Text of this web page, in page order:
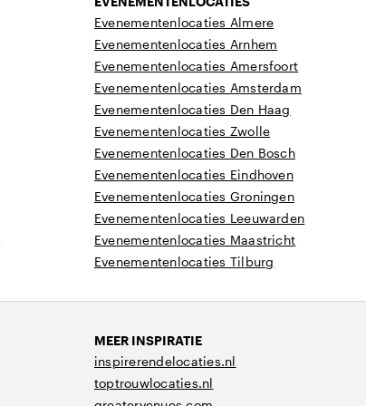
Evenementenlocaties Almere
Evenementenlocaties Arnhem
Evenementenlocaties Amersfoort
Evenementenlocaties Amsterdam
Evenementenlocaties Den Haag
Evenementenlocaties Zwolle
Evenementenlocaties Den Bosch
Evenementenlocaties Eindhoven
Evenementenlocaties Groningen
Evenementenlocaties Leeuwarden
Evenementenlocaties Maastricht
Evenementenlocaties Tilburg
MEER INSPIRATIE
inspirerendelocaties.nl
toptrouwlocaties.nl